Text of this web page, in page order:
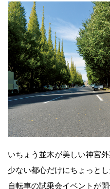
いちょう並木が美しい神宮
少ない都心だけにちょっと
自転車の試乗会イベントが